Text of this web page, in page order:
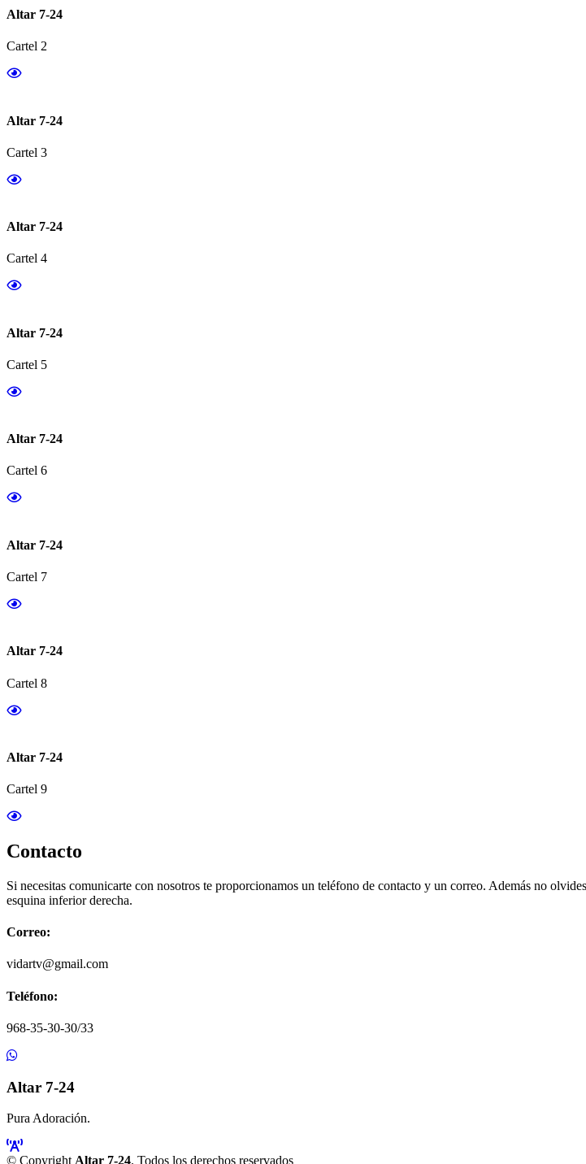
Altar 7-24
Cartel 2
Altar 7-24
Cartel 3
Altar 7-24
Cartel 4
Altar 7-24
Cartel 5
Altar 7-24
Cartel 6
Altar 7-24
Cartel 7
Altar 7-24
Cartel 8
Altar 7-24
Cartel 9
Contacto
Si necesitas comunicarte con nosotros te proporcionamos un teléfono de contacto y un correo. Además no
esquina inferior derecha.
Correo:
vidartv@gmail.com
Teléfono:
968-35-30-30/33
Altar 7-24
Pura Adoración.
© Copyright Altar 7-24. Todos los derechos reservados